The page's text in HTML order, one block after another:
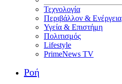
Τεχνολογία
Περιβάλλον & Ενέργεια
Υγεία & Επιστήμη
Πολιτισμός
Lifestyle
PrimeNews TV
Ροή